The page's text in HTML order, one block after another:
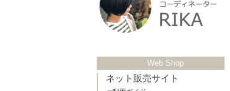
Web Shop
ネット販売サイト